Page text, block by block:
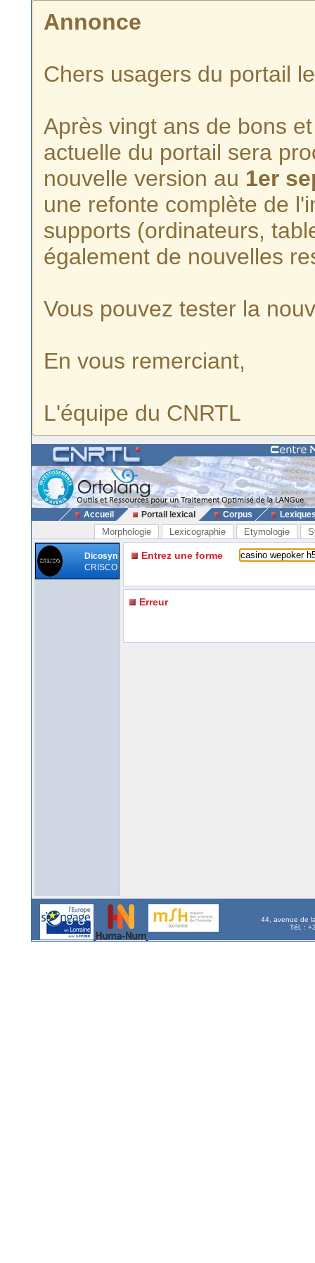
Annonce
Chers usagers du portail
Après vingt ans de bons
actuelle du portail sera
nouvelle version au 1er
une refonte complète de
supports (ordinateurs,
également de nouvelles
Vous pouvez tester la
En vous remerciant,
L'équipe du CNRTL
Accueil Portail lexical Corpus
Morphologie Lexicographie Etymologie
Dicosyn
CRISCO
Entrez une forme
Erreur
44, avenue de
Tél. :